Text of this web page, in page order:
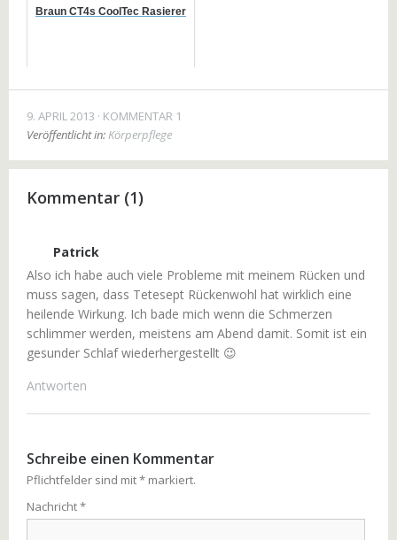
Braun CT4s CoolTec Rasierer
9. APRIL 2013
KOMMENTAR 1
Veröffentlicht in:Körperpflege
Kommentar (1)
Patrick
Also ich habe auch viele Probleme mit meinem Rücken und
muss sagen, dass Tetesept Rückenwohl hat wirklich eine
heilende Wirkung. Ich bade mich wenn die Schmerzen
schlimmer werden, meistens am Abend damit. Somit ist ein
gesunder Schlaf wiederhergestellt 😉
Antworten
Schreibe einen Kommentar
Pflichtfelder sind mit* markiert.
Nachricht*